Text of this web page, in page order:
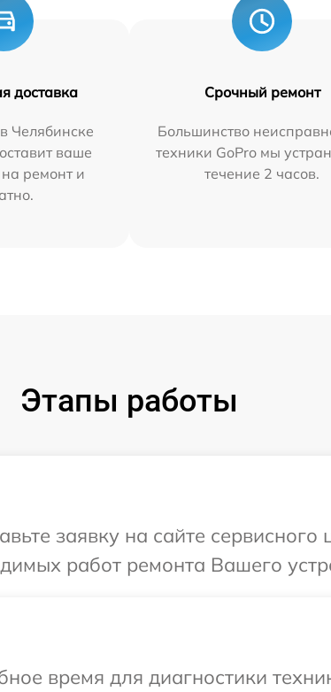
доставка
Челябинске
ваше
на ремонт и
Срочный ремонт
Большинство
техники GoPro мы
течение 2 часов.
Этапы работы
заявку на сайте
работ ремонта Вашего
время для диагностики